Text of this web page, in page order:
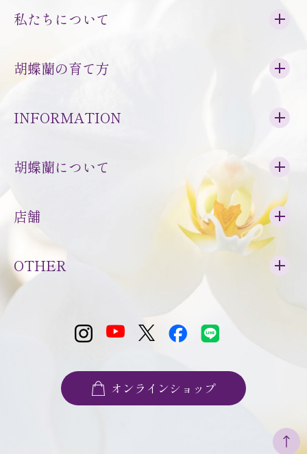
私たちについて
胡蝶蘭の育て方
INFORMATION
胡蝶蘭について
店舗
OTHER
オンラインショップ